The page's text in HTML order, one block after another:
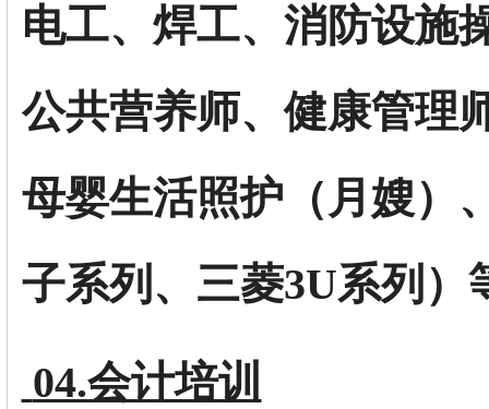
电工、焊工、消防设施
公共营养师、健康管理
母婴生活照护（月嫂）
子系列、三菱3U系列）
04.会计培训